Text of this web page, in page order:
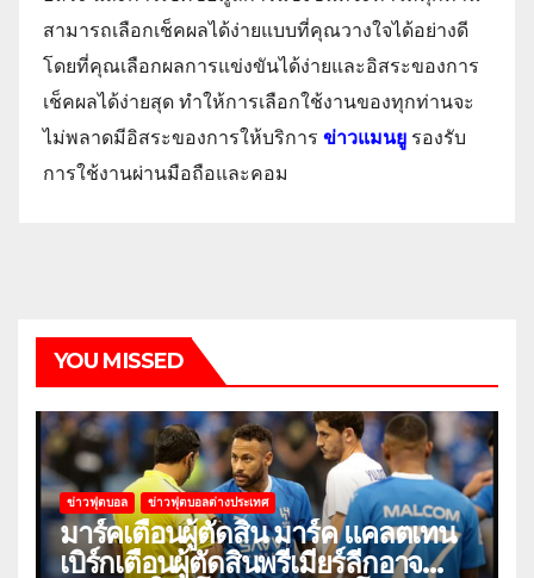
สามารถเลือกเช็คผลได้ง่ายแบบที่คุณวางใจได้อย่างดี
โดยที่คุณเลือกผลการแข่งขันได้ง่ายและอิสระของการ
เช็คผลได้ง่ายสุด ทำให้การเลือกใช้งานของทุกท่านจะ
ไม่พลาดมีอิสระของการให้บริการ ข่าวแมนยู รองรับ
การใช้งานผ่านมือถือและคอม
YOU MISSED
ข่าวฟุตบอล ข่าวฟุตบอลต่างประเทศ
มาร์คเตือนผู้ตัดสิน มาร์ค แคลตเทน
เบิร์กเตือนผู้ตัดสินพรีเมียร์ลีกอาจ